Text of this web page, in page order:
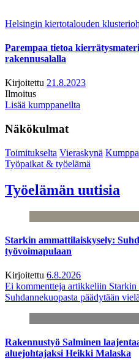
Helsingin kiertotalouden
Parempaa tietoa
rakennusalalla
Kirjoitettu 21.8.2023
Ilmoitus
Lisää kumppaneilta
Näkökulmat
Toimitukselta Vieraskynä
Työpaikat & työelämä
Työelämän uutisia
Starkin ammattilaiskysely:
työvoimapulaan
Kirjoitettu 6.8.2026
Ei kommentteja artikkeliin Starkin
Suhdannekuopasta päädytään
Rakennustyö Salminen
aluejohtajaksi Heikki Malaska